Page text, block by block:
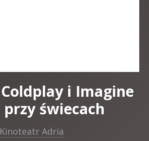
i Imagine
przy świecach
Kinoteatr Adria